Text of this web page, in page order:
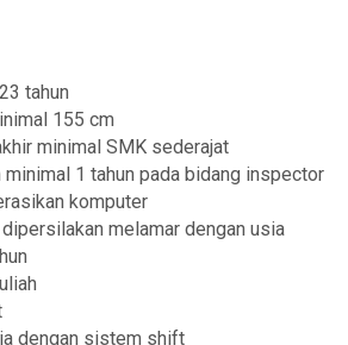
tahun
155 cm
minimal SMK sederajat
minimal 1 tahun pada bidang inspector
komputer
melamar dengan usia
dengan sistem shift